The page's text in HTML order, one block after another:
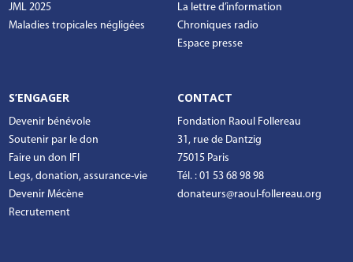
JML 2025
Maladies tropicales négligées
La lettre d’information
Chroniques radio
Espace presse
S’ENGAGER
Devenir bénévole
Soutenir par le don
Faire un don IFI
Legs, donation, assurance-vie
Devenir Mécène
Recrutement
CONTACT
Fondation Raoul Follereau
31, rue de Dantzig
75015 Paris
Tél. : 01 53 68 98 98
donateurs@raoul-follereau.org